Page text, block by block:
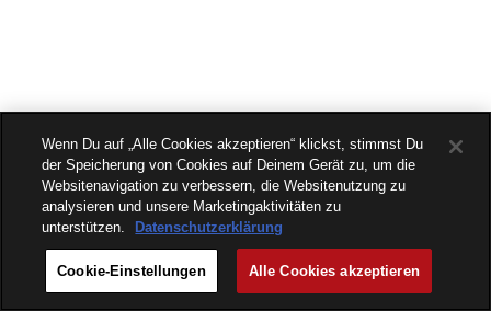
Wenn Du auf „Alle Cookies akzeptieren“ klickst, stimmst Du
der Speicherung von Cookies auf Deinem Gerät zu, um die
Websitenavigation zu verbessern, die Websitenutzung zu
analysieren und unsere Marketingaktivitäten zu
unterstützen.
Datenschutzerklärung
Cookie-Einstellungen Alle Cookies akzeptieren